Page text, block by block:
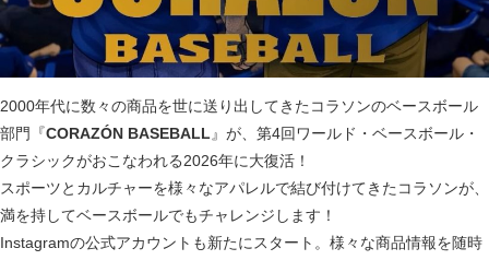
2000年代に数々の商品を世に送り出してきたコラソンのベースボール
部門『CORAZÓN BASEBALL』が、第4回ワールド・ベースボール・
クラシックがおこなわれる2026年に大復活！
スポーツとカルチャーを様々なアパレルで結び付けてきたコラソンが、
満を持してベースボールでもチャレンジします！
Instagramの公式アカウントも新たにスタート。様々な商品情報を随時